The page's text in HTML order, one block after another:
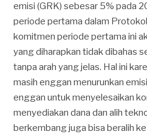
emisi (GRK) sebesar 5% pada
periode pertama dalam
komitmen periode pertama ini
yang diharapkan tidak dibahas
tanpa arah yang jelas. Hal ini
masih enggan menurunkan
enggan untuk menyelesaikan
menyediakan dana dan alih
berkembang juga bisa beralih